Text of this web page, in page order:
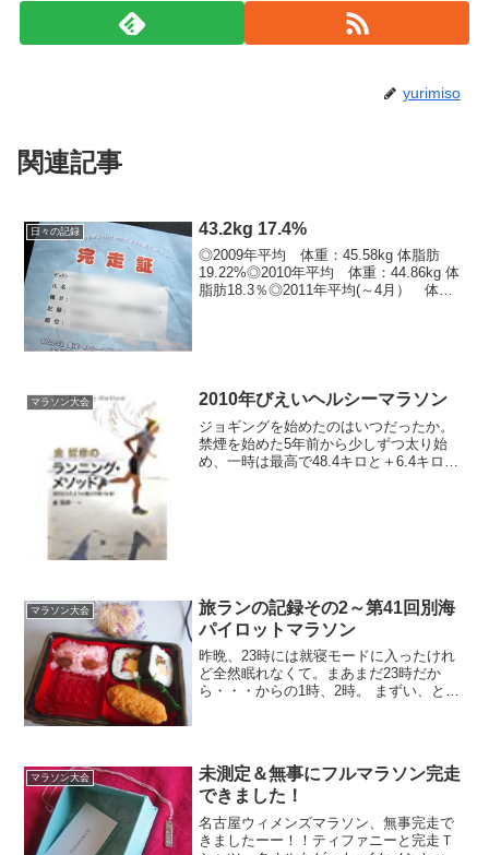
yurimiso
関連記事
日々の記録 43.2kg 17.4%
◎2009年平均 体重：45.58kg 体脂肪
19.22%◎2010年平均 体重：44.86kg 体
脂肪18.3％◎2011年平均(～4月） 体
マラソン大会 2010年びえいヘルシーマラソン
ジョギングを始めたのはいつだったか。
禁煙を始めた5年前から少しずつ太り始
め、一時は最高で48.4キロと＋6.4キロま
マラソン大会
旅ランの記録その2～第41回別海
パイロットマラソン
昨晩、23時には就寝モードに入ったけれ
ど全然眠れなくて。まあまだ23時だか
ら・・・からの1時、2時。 まずい、と思
さか完徹でフルマ...
マラソン大会
未測定＆無事にフルマラソン完走
できました！
名古屋ウィメンズマラソン、無事完走で
きましたーー！！ティファニーと完走Ｔ